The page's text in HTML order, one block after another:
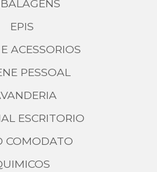
EPIS
ACESSORIOS
PESSOAL
ESCRITORIO
COMODATO